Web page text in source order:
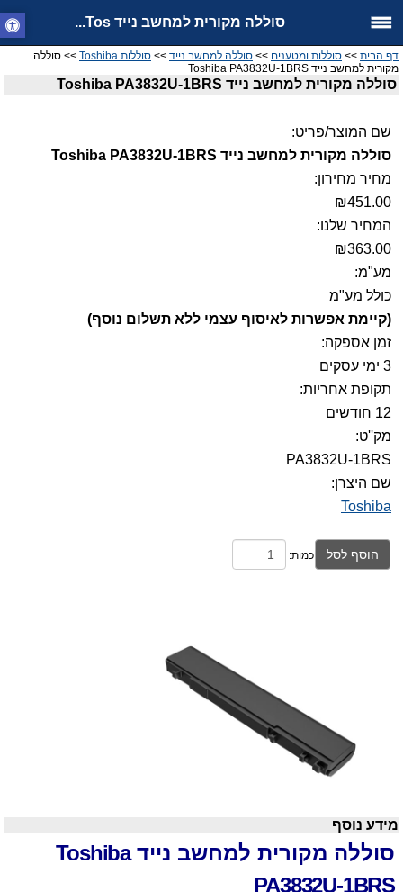
סוללה מקורית למחשב נייד Tos...
דף הבית >> סוללות ומטענים >> סוללה למחשב נייד >> סוללות Toshiba
>> סוללה
מקורית למחשב נייד Toshiba PA3832U-1BRS
סוללה מקורית למחשב נייד Toshiba PA3832U-1BRS
שם המוצר/פריט:
סוללה מקורית למחשב נייד Toshiba PA3832U-1BRS
מחיר מחירון:
₪451.00
המחיר שלנו:
₪363.00
מע"מ:
כולל מע"מ
(קיימת אפשרות לאיסוף עצמי ללא תשלום נוסף)
זמן אספקה:
3 ימי עסקים
תקופת אחריות:
12 חודשים
מק''ט:
PA3832U-1BRS
שם היצרן:
Toshiba
הוסף לסל כמות:
מידע נוסף
סוללה מקורית למחשב ניידToshiba
PA3832U-1BRS